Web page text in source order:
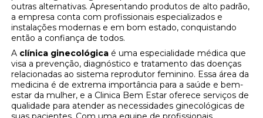
outras alternativas. Apresentando produtos de alto padrão,
a empresa conta com profissionais especializados e
instalações modernas e em bom estado, conquistando
então a confiança de todos.
A clínica ginecológica é uma especialidade médica que
visa a prevenção, diagnóstico e tratamento das doenças
relacionadas ao sistema reprodutor feminino. Essa área da
medicina é de extrema importância para a saúde e bem-
estar da mulher, e a Clinica Bem Estar oferece serviços de
qualidade para atender as necessidades ginecológicas de